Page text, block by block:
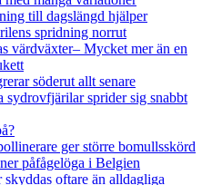
till dagslängd hjälper
spridning norrut
värdväxter– Mycket mer än en
söderut allt senare
sydrovfjärilar sprider sig snabbt
ger större bomullsskörd
påfågelöga i Belgien
oftare än alldagliga